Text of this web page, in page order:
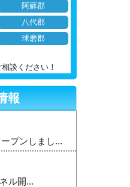
阿蘇郡
八代郡
球磨郡
談ください！
報
プンしまし...
ル開...